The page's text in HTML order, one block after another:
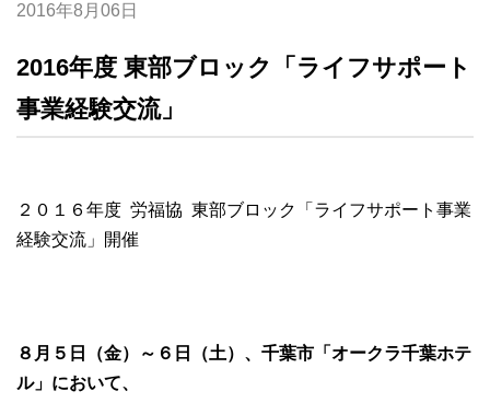
2016年8月06日
2016年度 東部ブロック「ライフサポート
事業経験交流」
２０１６年度 労福協 東部ブロック「ライフサポート事業
経験交流」開催
８月５日 （金）～６日
（土）、千葉市「オークラ千葉ホテ
ル」において、